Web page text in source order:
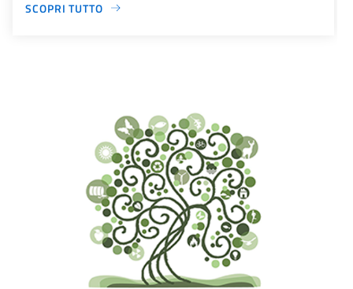
SCOPRI TUTTO